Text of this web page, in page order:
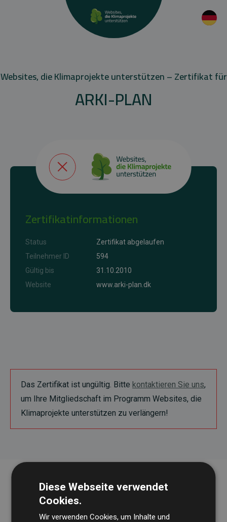
Websites, die Klimaprojekte unterstützen – Zertifikat für
ARKI-PLAN
Zertifikatinformationen
Status
Zertifikat abgelaufen
Teilnehmer ID
594
Gültig bis
31.10.2010
Website
www.arki-plan.dk
Das Zertifikat ist ungültig. Bitte kontaktieren Sie uns,
um Ihre Mitgliedschaft im Programm Websites, die
Klimaprojekte unterstützen zu verlängern!
Diese Webseite verwendet
Cookies.
Wir verwenden Cookies, um Inhalte und